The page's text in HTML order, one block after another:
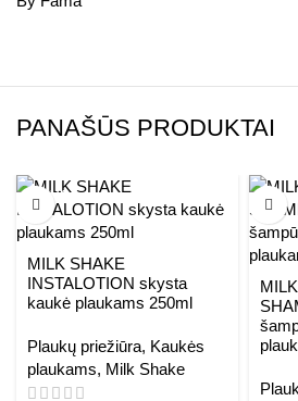
PANAŠŪS PRODUKTAI
AKCIJA
MILK SHAKE
INSTALOTION skysta
kaukė plaukams 250ml
Plaukų priežiūra, Kaukės
plaukams, Milk Shake